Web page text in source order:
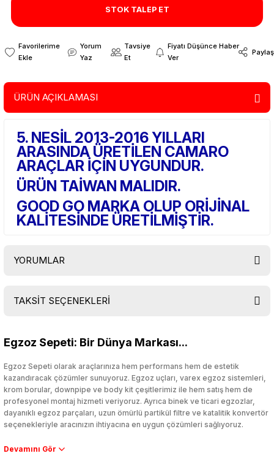
STOK TALEP ET
Yorum
Yaz
Tavsiye
Et
Fiyatı Düşünce Haber
Ver
Paylaş
ÜRÜN AÇIKLAMASI
5. NESİL 2013-2016 YILLARI
ARASINDA ÜRETİLEN CAMARO
ARAÇLAR İÇİN UYGUNDUR.
ÜRÜN TAİWAN MALIDIR.
GOOD GO MARKA OLUP ORİJİNAL
KALİTESİNDE ÜRETİLMİŞTİR.
YORUMLAR
TAKSİT SEÇENEKLERİ
Egzoz Sepeti: Bir Dünya Markası...
Egzoz Sepeti olarak araçlarınıza hem performans hem de estetik
kazandıracak çözümler sunuyoruz. Egzoz uçları, varex egzoz sistemleri,
krom borular, downpipe ve body kit çeşitlerimiz ile hem satış hem de
profesyonel montaj hizmeti veriyoruz. Ayrıca binek ve ticari egzozlar,
dayanıklı egzoz parçaları, uzun ömürlü partikül filtre ve katalitik konvertör
seçenekleriyle aracınızın ihtiyacına en uygun çözümleri sağlıyoruz.
Performans artışı isteyen sürücüler için özel performans egzozları ve